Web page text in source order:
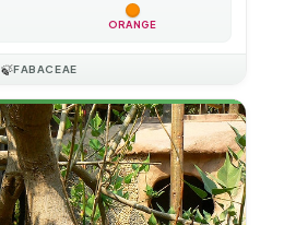
ORANGE
🍃FABACEAE